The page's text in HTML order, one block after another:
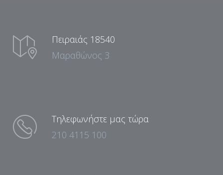
Πειραιάς 18540
Μαραθώνος 3
Τηλεφωνήστε μας τώρα
210 4115 100